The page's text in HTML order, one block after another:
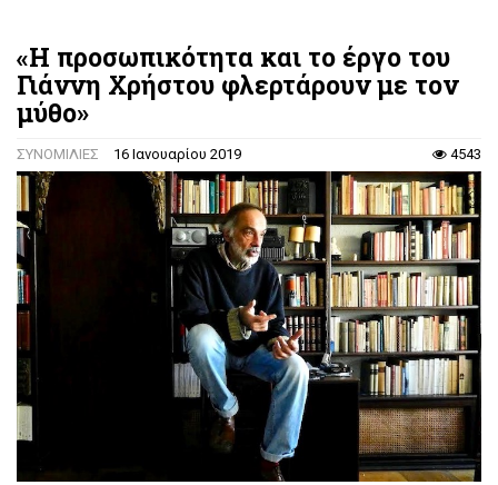
«Η προσωπικότητα και το έργο του
Γιάννη Χρήστου φλερτάρουν με τον
μύθο»
ΣΥΝΟΜΙΛΙΕΣ 16 Ιανουαρίου 2019 4543